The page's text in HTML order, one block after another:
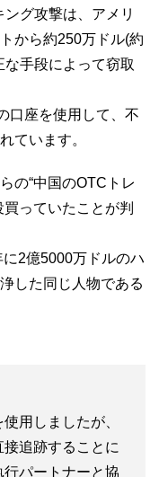
グ攻撃は、アメリ
から約250万ドル(約
手段によって窃取
口座を使用して、不
ています。
の“中国のOTCトレ
っていたことが判
2億5000万ドルのハ
した同じ人物である
用しましたが、
追跡することに
パートナーと協